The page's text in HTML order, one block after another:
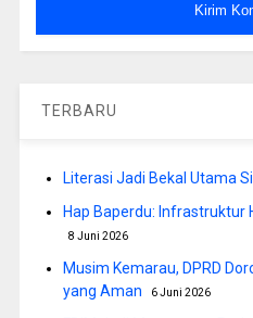
TERBARU
Literasi Jadi Bekal Utama
Hap Baperdu: Infrastruktur
8 Juni 2026
Musim Kemarau, DPRD
yang Aman
6 Juni 2026